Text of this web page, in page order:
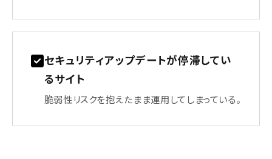
セキュリティアップデートが停滞してい
るサイト
脆弱性リスクを抱えたまま運用してしまっている。